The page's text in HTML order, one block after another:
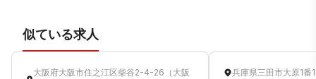
似ている求人
大阪府大阪市住之江区柴谷2-4-26（大阪
兵庫県三田市大原1番